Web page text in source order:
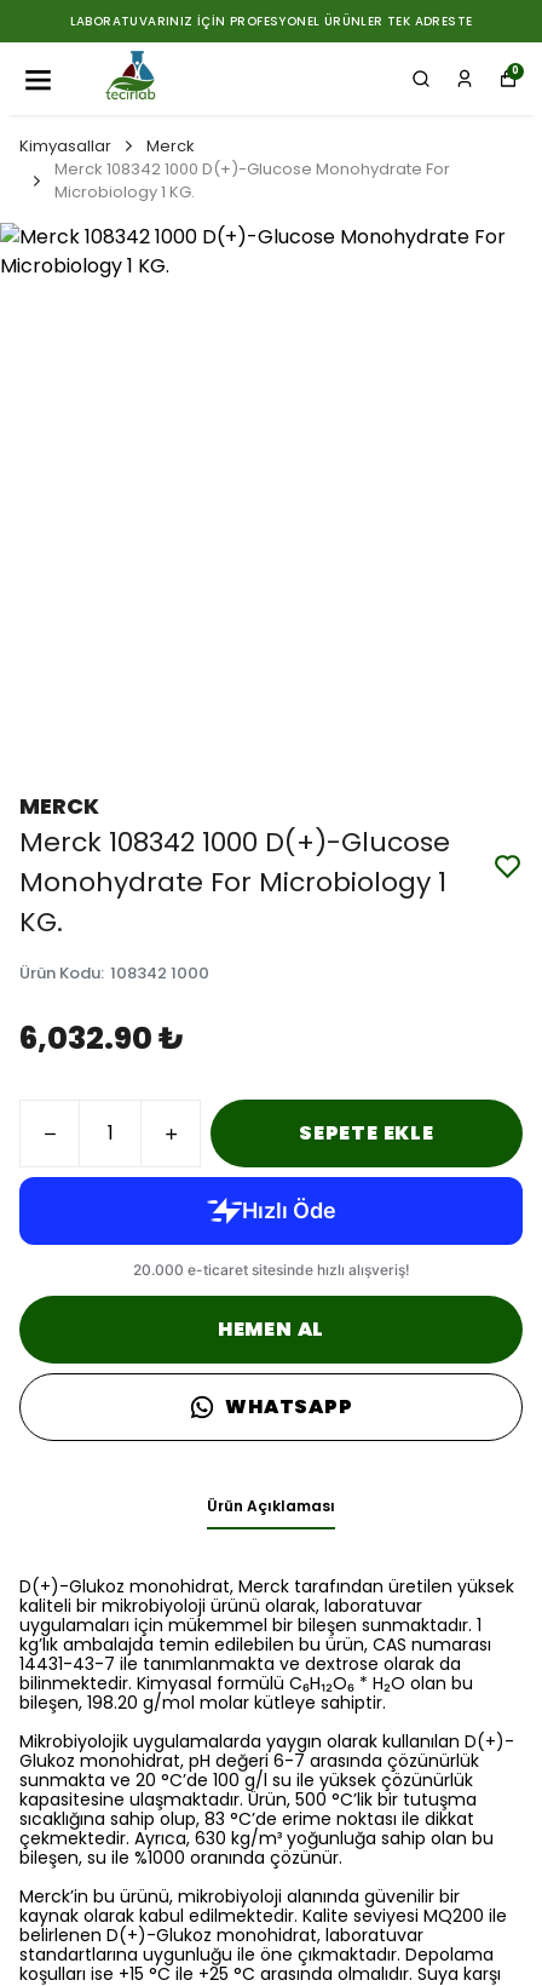
LABORATUVARINIZ İÇIN PROFESYONEL ÜRÜNLER TEK ADRESTE
0
Kimyasallar
Merck
Merck 108342 1000 D(+)-Glucose Monohydrate For
Microbiology 1 KG.
MERCK
Merck 108342 1000 D(+)-Glucose
Monohydrate For Microbiology 1
KG.
Ürün Kodu: 108342 1000
6,032.90 ₺
SEPETE EKLE
HEMEN AL
WHATSAPP
Ürün Açıklaması
D(+)-Glukoz monohidrat, Merck tarafından üretilen yüksek
kaliteli bir mikrobiyoloji ürünü olarak, laboratuvar
uygulamaları için mükemmel bir bileşen sunmaktadır. 1
kg’lık ambalajda temin edilebilen bu ürün, CAS numarası
14431-43-7 ile tanımlanmakta ve dextrose olarak da
bilinmektedir. Kimyasal formülü C₆H₁₂O₆ * H₂O olan bu
bileşen, 198.20 g/mol molar kütleye sahiptir.
Mikrobiyolojik uygulamalarda yaygın olarak kullanılan D(+)-
Glukoz monohidrat, pH değeri 6-7 arasında çözünürlük
sunmakta ve 20 °C’de 100 g/l su ile yüksek çözünürlük
kapasitesine ulaşmaktadır. Ürün, 500 °C’lik bir tutuşma
sıcaklığına sahip olup, 83 °C’de erime noktası ile dikkat
çekmektedir. Ayrıca, 630 kg/m³ yoğunluğa sahip olan bu
bileşen, su ile %1000 oranında çözünür.
Merck’in bu ürünü, mikrobiyoloji alanında güvenilir bir
kaynak olarak kabul edilmektedir. Kalite seviyesi MQ200 ile
belirlenen D(+)-Glukoz monohidrat, laboratuvar
standartlarına uygunluğu ile öne çıkmaktadır. Depolama
koşulları ise +15 °C ile +25 °C arasında olmalıdır. Suya karşı